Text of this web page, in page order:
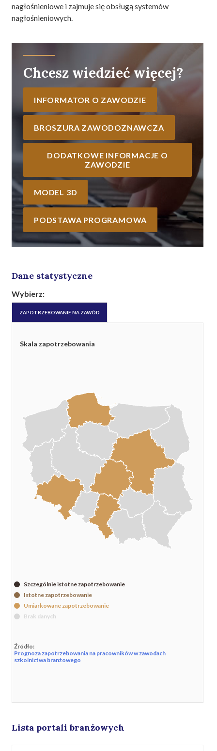
nagłośnieniowe i zajmuje się obsługą systemów
nagłośnieniowych.
Chcesz wiedzieć więcej?
INFORMATOR O ZAWODZIE
BROSZURA ZAWODOZNAWCZA
DODATKOWE INFORMACJE O
ZAWODZIE
MODEL 3D
PODSTAWA PROGRAMOWA
Dane statystyczne
Wybierz:
ZAPOTRZEBOWANIE NA ZAWÓD
Skala zapotrzebowania
Szczególnie istotne zapotrzebowanie
Istotne zapotrzebowanie
Umiarkowane zapotrzebowanie
Brak danych
Źródło:
Prognoza zapotrzebowania na pracowników w zawodach
szkolnictwa branżowego
Lista portali branżowych